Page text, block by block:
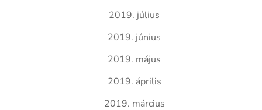
2019. július
2019. június
2019. május
2019. április
2019. március